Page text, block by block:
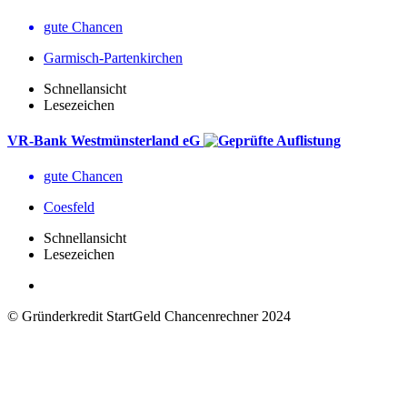
gute Chancen
Garmisch-Partenkirchen
Schnellansicht
Lesezeichen
VR-Bank Westmünsterland eG
gute Chancen
Coesfeld
Schnellansicht
Lesezeichen
© Gründerkredit StartGeld Chancenrechner 2024